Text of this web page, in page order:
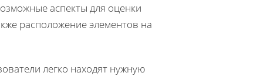
аспекты для оценки
расположение элементов на
легко находят нужную